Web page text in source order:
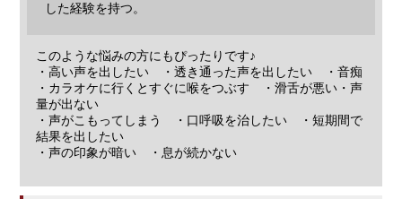
した経験を持つ。
このような悩みの方にもぴったりです♪
・高い声を出したい ・透き通った声を出したい ・音痴
・カラオケに行くとすぐに喉をつぶす ・滑舌が悪い・声
量が出ない
・声がこもってしまう ・口呼吸を治したい ・短期間で
結果を出したい
・声の印象が暗い ・息が続かない